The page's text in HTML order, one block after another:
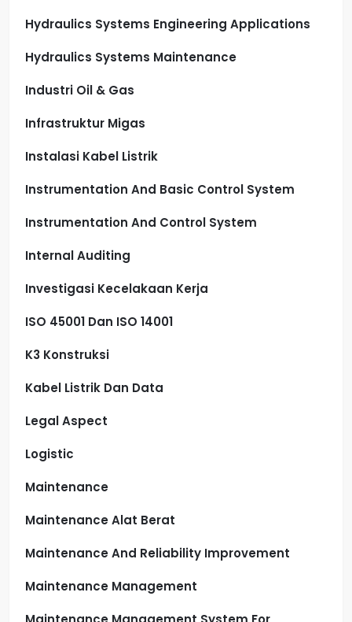
Hydraulics Systems Engineering Applications
Hydraulics Systems Maintenance
Industri Oil & Gas
Infrastruktur Migas
Instalasi Kabel Listrik
Instrumentation And Basic Control System
Instrumentation And Control System
Internal Auditing
Investigasi Kecelakaan Kerja
ISO 45001 Dan ISO 14001
K3 Konstruksi
Kabel Listrik Dan Data
Legal Aspect
Logistic
Maintenance
Maintenance Alat Berat
Maintenance And Reliability Improvement
Maintenance Management